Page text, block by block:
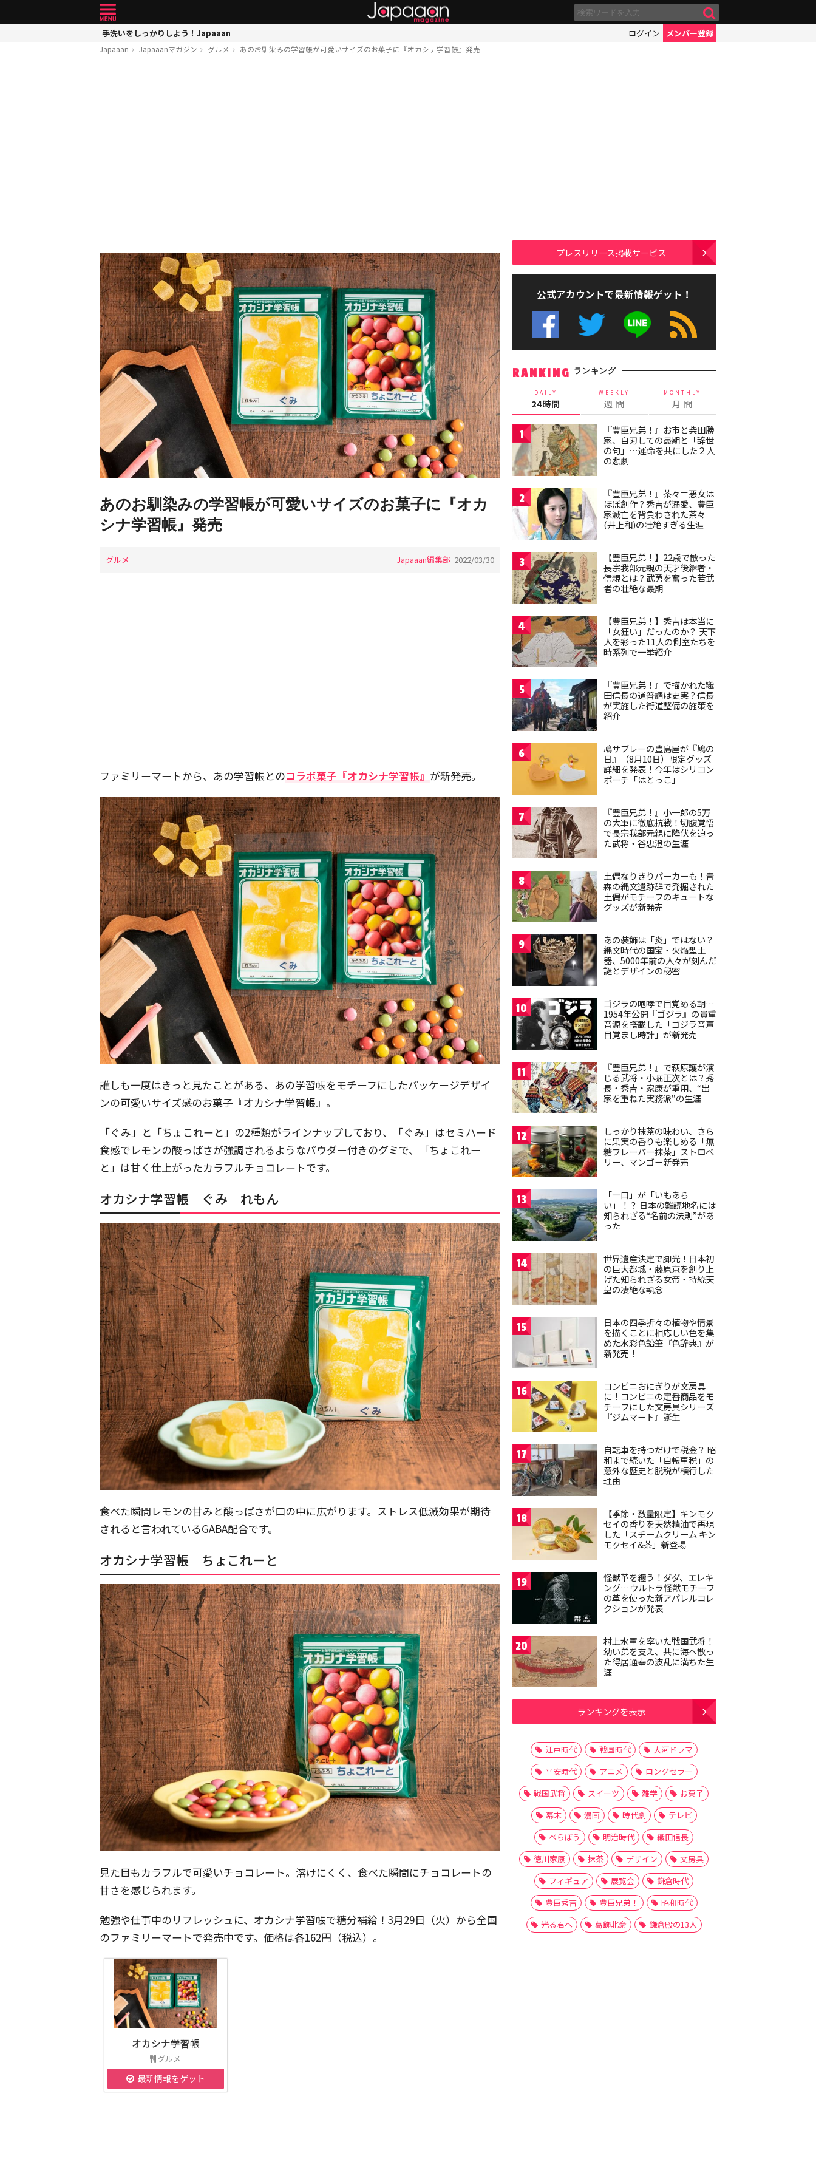
手洗いをしっかりしよう！Japaaan ログイン メンバー登録
Japaaan Japaaanマガジン グルメ あのお馴染みの学習帳が可愛いサイズのお菓子に『オカシナ学習帳』発売
あのお馴染みの学習帳が可愛いサイズのお菓子に『オカ
シナ学習帳』発売
グルメ Japaaan編集部 2022/03/30
ファミリーマートから、あの学習帳とのコラボ菓子『オカシナ学習帳』 が新発売。
誰しも一度はきっと見たことがある、あの学習帳をモチーフにしたパッケージデザイ
ンの可愛いサイズ感のお菓子『オカシナ学習帳』。
「ぐみ」と「ちょこれーと」の2種類がラインナップしており、「ぐみ」はセミハード
食感でレモンの酸っぱさが強調されるようなパウダー付きのグミで、「ちょこれー
と」は甘く仕上がったカラフルチョコレートです。
オカシナ学習帳 ぐみ れもん
食べた瞬間レモンの甘みと酸っぱさが口の中に広がります。ストレス低減効果が期待
されると言われているGABA配合です。
オカシナ学習帳 ちょこれーと
見た目もカラフルで可愛いチョコレート。溶けにくく、食べた瞬間にチョコレートの
甘さを感じられます。
勉強や仕事中のリフレッシュに、オカシナ学習帳で糖分補給！3月29日（火）から全国
のファミリーマートで発売中です。価格は各162円（税込）。
オカシナ学習帳
グルメ
最新情報をゲット
プレスリリース掲載サービス
公式アカウントで最新情報ゲット！
RANKING ランキング
DAILY
24時間
WEEKLY
週 間
MONTHLY
月 間
1
『豊臣兄弟！』お市と柴田勝
家、自刃しての最期と「辞世
の句」…運命を共にした２人
の悲劇
2
『豊臣兄弟！』茶々＝悪女は
ほぼ創作？秀吉が溺愛、豊臣
家滅亡を背負わされた茶々
(井上和)の壮絶すぎる生涯
3
【豊臣兄弟！】22歳で散った
長宗我部元親の天才後継者・
信親とは？武勇を奮った若武
者の壮絶な最期
4
【豊臣兄弟！】秀吉は本当に
「女狂い」だったのか？ 天下
人を彩った11人の側室たちを
時系列で一挙紹介
5
『豊臣兄弟！』で描かれた織
田信長の道普請は史実？信長
が実施した街道整備の施策を
紹介
6
鳩サブレーの豊島屋が『鳩の
日』（8月10日）限定グッズ
詳細を発表！今年はシリコン
ポーチ「はとっこ」
7
『豊臣兄弟！』小一郎の5万
の大軍に徹底抗戦！切腹覚悟
で長宗我部元親に降伏を迫っ
た武将・谷忠澄の生涯
8
土偶なりきりパーカーも！青
森の縄文遺跡群で発掘された
土偶がモチーフのキュートな
グッズが新発売
9
あの装飾は「炎」ではない？
縄文時代の国宝・火焔型土
器、5000年前の人々が刻んだ
謎とデザインの秘密
10
ゴジラの咆哮で目覚める朝…
1954年公開『ゴジラ』の貴重
音源を搭載した「ゴジラ音声
目覚まし時計」が新発売
11
『豊臣兄弟！』で萩原護が演
じる武将・小堀正次とは？秀
長・秀吉・家康が重用、“出
家を重ねた実務派”の生涯
12
しっかり抹茶の味わい、さら
に果実の香りも楽しめる「無
糖フレーバー抹茶」ストロベ
リー、マンゴー新発売
13
「一口」が「いもあら
い」！？ 日本の難読地名には
知られざる“名前の法則”があ
った
14
世界遺産決定で脚光！日本初
の巨大都城・藤原京を創り上
げた知られざる女帝・持統天
皇の凄絶な執念
15
日本の四季折々の植物や情景
を描くことに相応しい色を集
めた水彩色鉛筆『色辞典』が
新発売！
16
コンビニおにぎりが文房具
に！コンビニの定番商品をモ
チーフにした文房具シリーズ
『ジムマート』誕生
17
自転車を持つだけで税金？ 昭
和まで続いた「自転車税」の
意外な歴史と脱税が横行した
理由
18
【季節・数量限定】キンモク
セイの香りを天然精油で再現
した「スチームクリーム キン
モクセイ&茶」新登場
19
怪獣革を纏う！ダダ、エレキ
ング…ウルトラ怪獣モチーフ
の革を使った新アパレルコレ
クションが発表
20
村上水軍を率いた戦国武将！
幼い弟を支え、共に海へ散っ
た得居通幸の波乱に満ちた生
涯
ランキングを表示
江戸時代 戦国時代
大河ドラマ
平安時代
アニメ
ロングセラー
戦国武将
スイーツ 雑学
お菓子
幕末
漫画 時代劇
テレビ
べらぼう
明治時代
織田信長
徳川家康
抹茶 デザイン
文房具
フィギュア
展覧会
鎌倉時代
豊臣秀吉
豊臣兄弟！
昭和時代
光る君へ
葛飾北斎 鎌倉殿の13人